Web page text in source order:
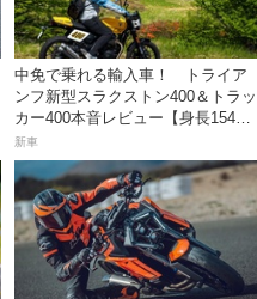
中免で乗れる輸入車！ トライア
ンフ新型スラクストン400＆トラッ
カー400本音レビュー【身長154cm
の足着きは？】
新車